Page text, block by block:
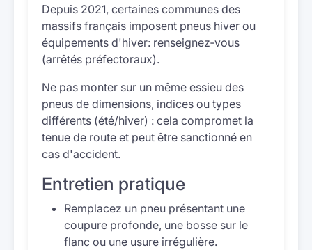
Depuis 2021, certaines communes des
massifs français imposent pneus hiver ou
équipements d'hiver: renseignez‑vous
(arrêtés préfectoraux).
Ne pas monter sur un même essieu des
pneus de dimensions, indices ou types
différents (été/hiver) : cela compromet la
tenue de route et peut être sanctionné en
cas d'accident.
Entretien pratique
Remplacez un pneu présentant une
coupure profonde, une bosse sur le
flanc ou une usure irrégulière.